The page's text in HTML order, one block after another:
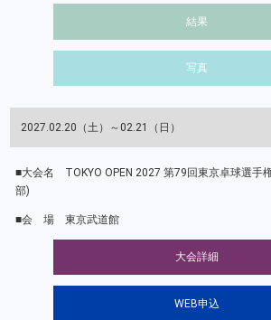
結果
写真
2027.02.20（土）～02.21（日）
TOKYO OPEN 2027 第79回東京卓球選手
部)
東京武道館
大会詳細
WEB申込